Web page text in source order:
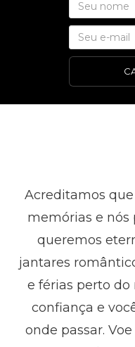
Acreditamos
memórias e nós
queremos
jantares
e férias perto do
confiança e
onde passar.